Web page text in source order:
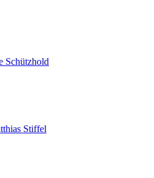
Schützhold
Stiffel